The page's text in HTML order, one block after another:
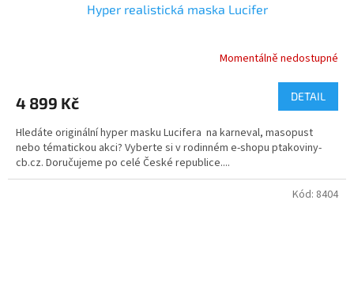
Hyper realistická maska Lucifer
Momentálně nedostupné
4 899 Kč DETAIL
Hledáte originální hyper masku Lucifera na karneval, masopust
nebo tématickou akci? Vyberte si v rodinném e-shopu ptakoviny-
cb.cz. Doručujeme po celé České republice....
Kód: 8404